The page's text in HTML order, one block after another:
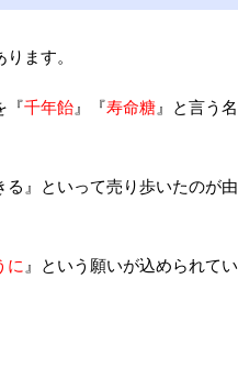
ます。
『千年飴 』『寿命糖 』と言う名
』といって売り歩いたのが由
に 』という願いが込められてい